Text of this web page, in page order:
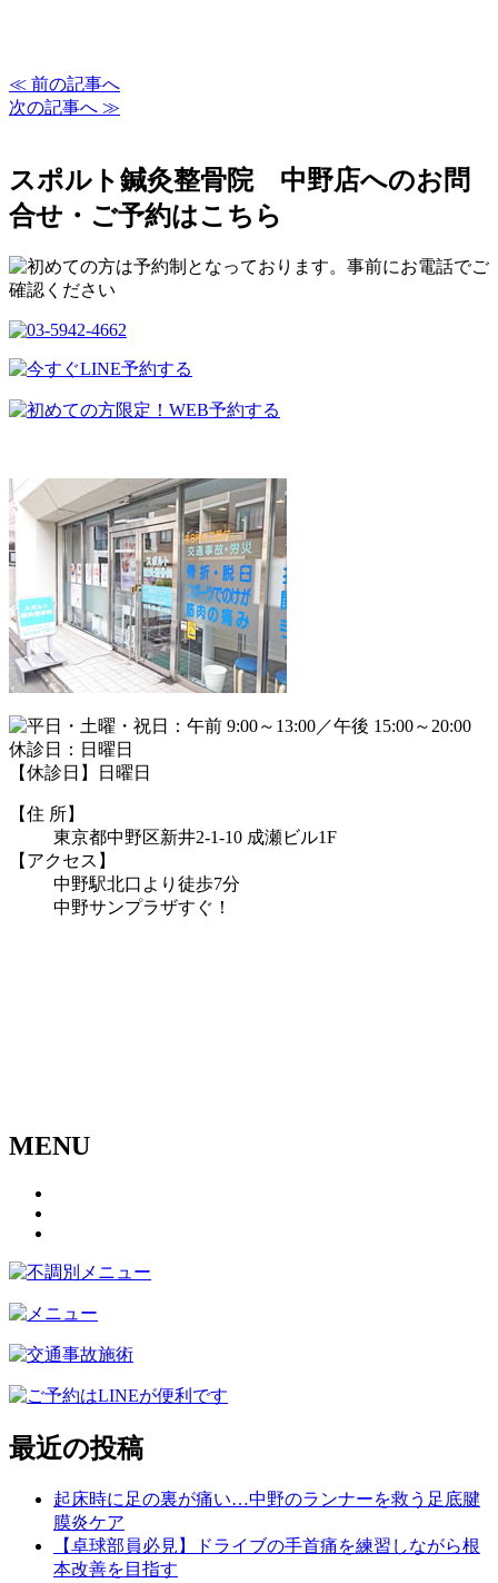
≪ 前の記事へ
次の記事へ ≫
スポルト鍼灸整骨院 中野店へのお問
合せ・ご予約はこちら
【休診日】日曜日
【住 所】
東京都中野区新井2-1-10 成瀬ビル1F
【アクセス】
中野駅北口より徒歩7分
中野サンプラザすぐ！
MENU
最近の投稿
起床時に足の裏が痛い…中野のランナーを救う足底腱
膜炎ケア
【卓球部員必見】ドライブの手首痛を練習しながら根
本改善を目指す